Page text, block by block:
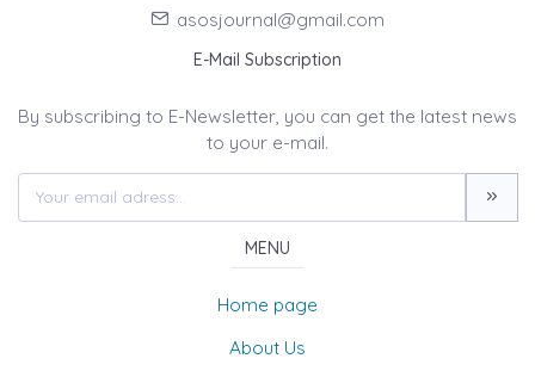
asosjournal@gmail.com
E-Mail Subscription
By subscribing to E-Newsletter, you can get the latest news
to your e-mail.
MENU
Home page
About Us